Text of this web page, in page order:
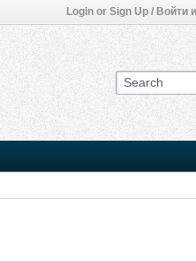
Login or Sign Up / Войти